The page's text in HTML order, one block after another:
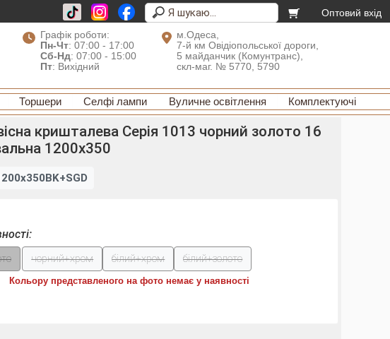
Оптовий вхід
Графік роботи:
Пн-Чт: 07:00 - 17:00
Сб-Нд: 07:00 - 15:00
Пт: Вихідний
м.Одеса,
7-й км Овідіопольської дороги,
5 майданчик (Комунтранс),
скл-маг. № 5770, 5790
Торшери Селфі лампи Вуличне освітлення Комплектуючі
кришталева Серія 1013 чорний золото 16
1200x350
чорний+хром білий+хром білий+золото
Кольору представленого на фото немає у наявності